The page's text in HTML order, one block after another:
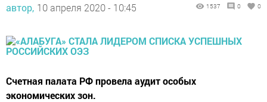
автор, 10 апреля 2020 - 10:45 1537 0 0
Счетная палата РФ провела аудит особых
экономических зон.